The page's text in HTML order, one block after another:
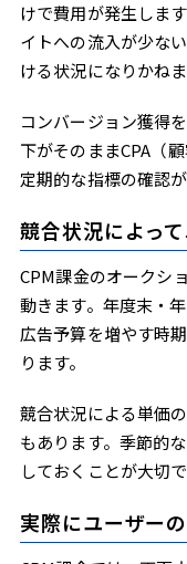
けで費用が発生しま
イトへの流入が少な
ける状況になりかねま
コンバージョン獲得
下がそのままCPA（
定期的な指標の確認が
競合状況によっ
CPM課金のオークシ
動きます。年度末・
広告予算を増やす時
ります。
競合状況による単価
もあります。季節的
しておくことが大切で
実際にユーザー